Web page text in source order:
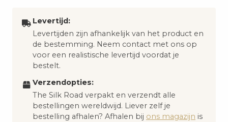
Levertijd:
Levertijden zijn afhankelijk van het product en
de bestemming. Neem contact met ons op
voor een realistische levertijd voordat je
bestelt.
Verzendopties:
The Silk Road verpakt en verzendt alle
bestellingen wereldwijd. Liever zelf je
bestelling afhalen? Afhalen bij ons magazijn is